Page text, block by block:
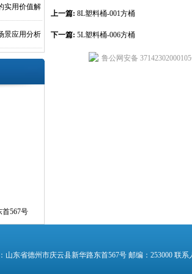
实用价值解
景应用分析
567号
上一篇: 8L塑料桶-001方桶
下一篇: 5L塑料桶-006方桶
山东省德州市庆云县新华路东首567号 邮编：253000 联系
鲁公网安备